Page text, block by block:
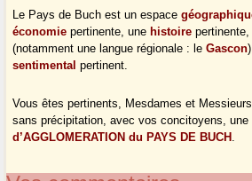
Le Pays de Buch est un espace
économie pertinente, une histoire
(notamment une langue régionale : leGascon
sentimental pertinent.
Vous êtes pertinents, Mesdames et
sans précipitation, avec vos concitoyens, une
d’AGGLOMERATION du PAYS DE BUCH .